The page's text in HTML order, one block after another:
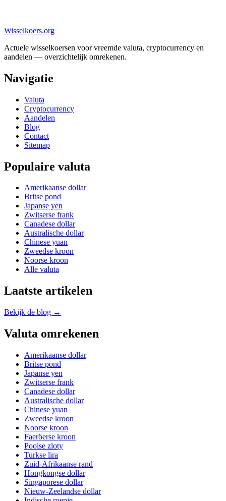
Wisselkoers.org
Actuele wisselkoersen voor vreemde valuta, cryptocurrency en
aandelen — overzichtelijk omrekenen.
Navigatie
Valuta
Cryptocurrency
Aandelen
Blog
Contact
Sitemap
Populaire valuta
Amerikaanse dollar
Britse pond
Japanse yen
Zwitserse frank
Canadese dollar
Australische dollar
Chinese yuan
Zweedse kroon
Noorse kroon
Alle valuta
Laatste artikelen
Bekijk de blog →
Valuta omrekenen
Amerikaanse dollar
Britse pond
Japanse yen
Zwitserse frank
Canadese dollar
Australische dollar
Chinese yuan
Zweedse kroon
Noorse kroon
Faeröerse kroon
Poolse zloty
Turkse lira
Zuid-Afrikaanse rand
Hongkongse dollar
Singaporese dollar
Nieuw-Zeelandse dollar